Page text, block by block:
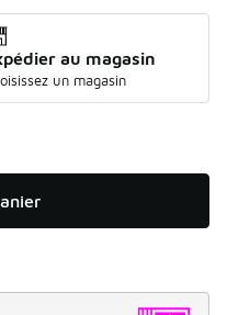
au magasin
un magasin